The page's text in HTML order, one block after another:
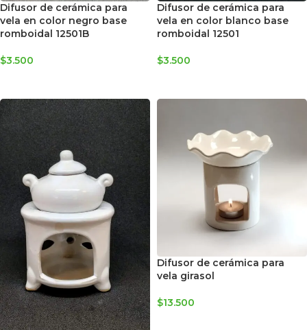
Difusor de cerámica para
vela en color negro base
romboidal 12501B
$3.500
Difusor de cerámica para
vela en color blanco base
romboidal 12501
$3.500
Difusor de cerámica para
vela girasol
$13.500